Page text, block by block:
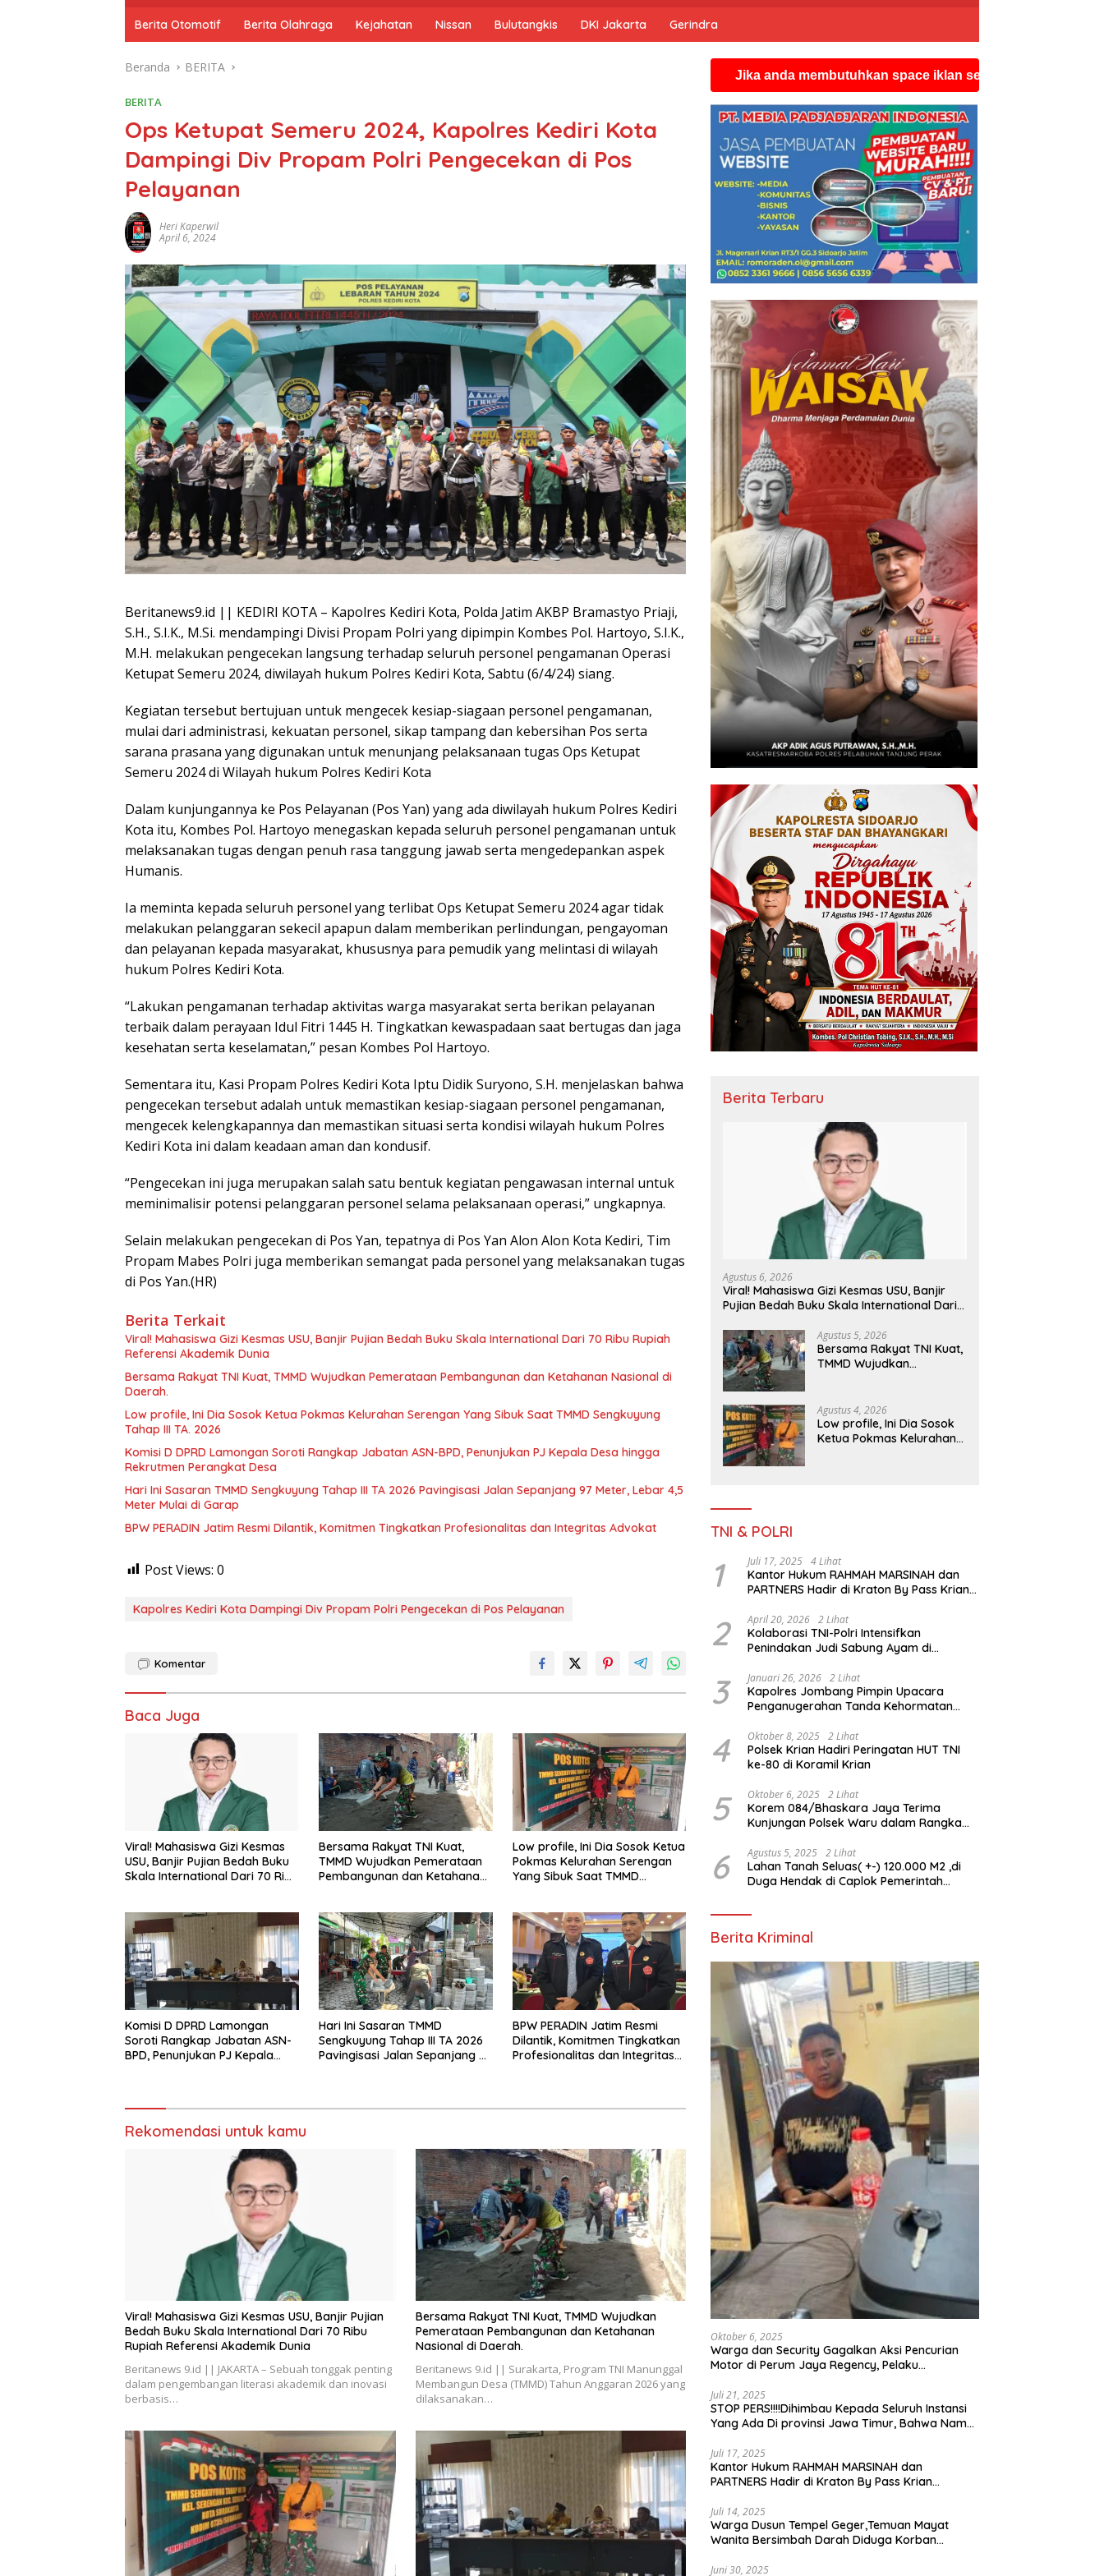
m
e
Berita Otomotif Berita Olahraga Kejahatan Nissan Bulutangkis DKI Jakarta Gerindra
Beranda BERITA
BERITA
Ops Ketupat Semeru 2024, Kapolres Kediri Kota
Dampingi Div Propam Polri Pengecekan di Pos
Pelayanan
Heri Kaperwil
April 6, 2024
Beritanews9.id || KEDIRI KOTA – Kapolres Kediri Kota, Polda Jatim AKBP Bramastyo Priaji,
S.H., S.I.K., M.Si. mendampingi Divisi Propam Polri yang dipimpin Kombes Pol. Hartoyo, S.I.K.,
M.H. melakukan pengecekan langsung terhadap seluruh personel pengamanan Operasi
Ketupat Semeru 2024, diwilayah hukum Polres Kediri Kota, Sabtu (6/4/24) siang.
Kegiatan tersebut bertujuan untuk mengecek kesiap-siagaan personel pengamanan,
mulai dari administrasi, kekuatan personel, sikap tampang dan kebersihan Pos serta
sarana prasana yang digunakan untuk menunjang pelaksanaan tugas Ops Ketupat
Semeru 2024 di Wilayah hukum Polres Kediri Kota
Dalam kunjungannya ke Pos Pelayanan (Pos Yan) yang ada diwilayah hukum Polres Kediri
Kota itu, Kombes Pol. Hartoyo menegaskan kepada seluruh personel pengamanan untuk
melaksanakan tugas dengan penuh rasa tanggung jawab serta mengedepankan aspek
Humanis.
Ia meminta kepada seluruh personel yang terlibat Ops Ketupat Semeru 2024 agar tidak
melakukan pelanggaran sekecil apapun dalam memberikan perlindungan, pengayoman
dan pelayanan kepada masyarakat, khususnya para pemudik yang melintasi di wilayah
hukum Polres Kediri Kota.
“Lakukan pengamanan terhadap aktivitas warga masyarakat serta berikan pelayanan
terbaik dalam perayaan Idul Fitri 1445 H. Tingkatkan kewaspadaan saat bertugas dan jaga
kesehatan serta keselamatan,” pesan Kombes Pol Hartoyo.
Sementara itu, Kasi Propam Polres Kediri Kota Iptu Didik Suryono, S.H. menjelaskan bahwa
pengecekan tersebut adalah untuk memastikan kesiap-siagaan personel pengamanan,
mengecek kelengkapannya dan memastikan situasi serta kondisi wilayah hukum Polres
Kediri Kota ini dalam keadaan aman dan kondusif.
“Pengecekan ini juga merupakan salah satu bentuk kegiatan pengawasan internal untuk
meminimalisir potensi pelanggaran personel selama pelaksanaan operasi,” ungkapnya.
Selain melakukan pengecekan di Pos Yan, tepatnya di Pos Yan Alon Alon Kota Kediri, Tim
Propam Mabes Polri juga memberikan semangat pada personel yang melaksanakan tugas
di Pos Yan.(HR)
Berita Terkait
Viral! Mahasiswa Gizi Kesmas USU, Banjir Pujian Bedah Buku Skala International Dari 70 Ribu Rupiah
Referensi Akademik Dunia
Bersama Rakyat TNI Kuat, TMMD Wujudkan Pemerataan Pembangunan dan Ketahanan Nasional di
Daerah.
Low profile, Ini Dia Sosok Ketua Pokmas Kelurahan Serengan Yang Sibuk Saat TMMD Sengkuyung
Tahap III TA. 2026
Komisi D DPRD Lamongan Soroti Rangkap Jabatan ASN-BPD, Penunjukan PJ Kepala Desa hingga
Rekrutmen Perangkat Desa
Hari Ini Sasaran TMMD Sengkuyung Tahap III TA 2026 Pavingisasi Jalan Sepanjang 97 Meter, Lebar 4,5
Meter Mulai di Garap
BPW PERADIN Jatim Resmi Dilantik, Komitmen Tingkatkan Profesionalitas dan Integritas Advokat
Post Views: 0
Kapolres Kediri Kota Dampingi Div Propam Polri Pengecekan di Pos Pelayanan
Komentar
Baca Juga
Viral! Mahasiswa Gizi Kesmas
USU, Banjir Pujian Bedah Buku
Skala International Dari 70 Ribu
Bersama Rakyat TNI Kuat,
TMMD Wujudkan Pemerataan
Pembangunan dan Ketahanan
Low profile, Ini Dia Sosok Ketua
Pokmas Kelurahan Serengan
Yang Sibuk Saat TMMD
Komisi D DPRD Lamongan
Soroti Rangkap Jabatan ASN-
BPD, Penunjukan PJ Kepala
Hari Ini Sasaran TMMD
Sengkuyung Tahap III TA 2026
Pavingisasi Jalan Sepanjang 97
BPW PERADIN Jatim Resmi
Dilantik, Komitmen Tingkatkan
Profesionalitas dan Integritas
Rekomendasi untuk kamu
Viral! Mahasiswa Gizi Kesmas USU, Banjir Pujian
Bedah Buku Skala International Dari 70 Ribu
Rupiah Referensi Akademik Dunia
Beritanews 9.id || JAKARTA – Sebuah tonggak penting
dalam pengembangan literasi akademik dan inovasi
berbasis…
Bersama Rakyat TNI Kuat, TMMD Wujudkan
Pemerataan Pembangunan dan Ketahanan
Nasional di Daerah.
Beritanews 9.id || Surakarta, Program TNI Manunggal
Membangun Desa (TMMD) Tahun Anggaran 2026 yang
dilaksanakan…
Jika anda membutuhkan space iklan seperti ini silahkan hubungi
Berita Terbaru
Agustus 6, 2026
Viral! Mahasiswa Gizi Kesmas USU, Banjir
Pujian Bedah Buku Skala International Dari
Agustus 5, 2026
Bersama Rakyat TNI Kuat,
TMMD Wujudkan
Ketahanan Nasional di
Daerah.
Agustus 4, 2026
Low profile, Ini Dia Sosok
Ketua Pokmas Kelurahan
TNI & POLRI
1 Juli 17, 2025 4 Lihat
Kantor Hukum RAHMAH MARSINAH dan
PARTNERS Hadir di Kraton By Pass Krian
2 April 20, 2026 2 Lihat
Kolaborasi TNI-Polri Intensifkan
Penindakan Judi Sabung Ayam di
3 Januari 26, 2026 2 Lihat
Kapolres Jombang Pimpin Upacara
Penganugerahan Tanda Kehormatan
Polri
4 Oktober 8, 2025 2 Lihat
Polsek Krian Hadiri Peringatan HUT TNI
ke-80 di Koramil Krian
5 Oktober 6, 2025 2 Lihat
Korem 084/Bhaskara Jaya Terima
Kunjungan Polsek Waru dalam Rangka
6 Agustus 5, 2025 2 Lihat
Lahan Tanah Seluas( +-) 120.000 M2 ,di
Duga Hendak di Caplok Pemerintah
Berita Kriminal
Oktober 6, 2025
Warga dan Security Gagalkan Aksi Pencurian
Motor di Perum Jaya Regency, Pelaku
Juli 21, 2025
STOP PERS!!!!Dihimbau Kepada Seluruh Instansi
Yang Ada Di provinsi Jawa Timur, Bahwa Nama
Beritanews9.id
Juli 17, 2025
Kantor Hukum RAHMAH MARSINAH dan
PARTNERS Hadir di Kraton By Pass Krian
Juli 14, 2025
Warga Dusun Tempel Geger,Temuan Mayat
Wanita Bersimbah Darah Diduga Korban
Juni 30, 2025